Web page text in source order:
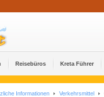
Reisebüros Kreta Führer
Informationen Verkehrsmittel